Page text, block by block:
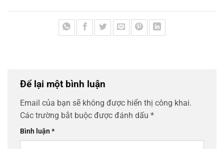
Để lại một bình luận
Email của bạn sẽ không được hiển thị công khai.
Các trường bắt buộc được đánh dấu *
Bình luận*